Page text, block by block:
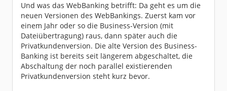
Und was das WebBanking betrifft: Da geht es um die
neuen Versionen des WebBankings. Zuerst kam vor
einem Jahr oder so die Business-Version (mit
Dateiübertragung) raus, dann später auch die
Privatkundenversion. Die alte Version des Business-
Banking ist bereits seit längerem abgeschaltet, die
Abschaltung der noch parallel existierenden
Privatkundenversion steht kurz bevor.